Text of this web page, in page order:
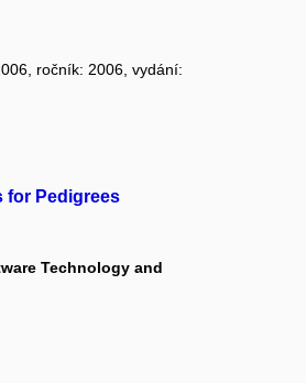
ročník: 2006, vydání:
for Pedigrees
Technology and